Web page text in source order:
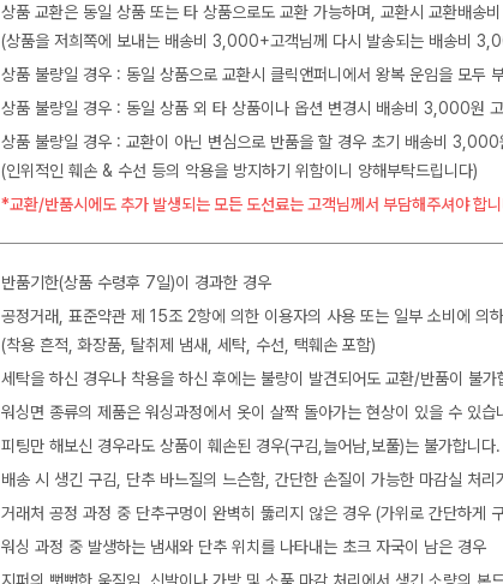
상품 교환은 동일 상품 또는 타 상품으로도 교환 가능하며, 교환시 교환배송
(상품을 저희쪽에 보내는 배송비 3,000+고객님께 다시 발송되는 배송비
상품 불량일 경우 : 동일 상품으로 교환시 클릭앤퍼니에서 왕복 운임을 모두
상품 불량일 경우 : 동일 상품 외 타 상품이나 옵션 변경시 배송비 3,000원
상품 불량일 경우 : 교환이 아닌 변심으로 반품을 할 경우 초기 배송비 3,000
(인위적인 훼손 & 수선 등의 악용을 방지하기 위함이니 양해부탁드립니다)
*교환/반품시에도 추가 발생되는 모든 도선료는 고객님께서 부담해주셔야 합
반품기한(상품 수령후 7일)이 경과한 경우
공정거래, 표준약관 제 15조 2항에 의한 이용자의 사용 또는 일부 소비에 의
(착용 흔적, 화장품, 탈취제 냄새, 세탁, 수선, 택훼손 포함)
세탁을 하신 경우나 착용을 하신 후에는 불량이 발견되어도 교환/반품이 불가
워싱면 종류의 제품은 워싱과정에서 옷이 살짝 돌아가는 현상이 있을 수 있습
피팅만 해보신 경우라도 상품이 훼손된 경우(구김,늘어남,보풀)는 불가합니다.
배송 시 생긴 구김, 단추 바느질의 느슨함, 간단한 손질이 가능한 마감실 처리
거래처 공정 과정 중 단추구멍이 완벽히 뚫리지 않은 경우 (가위로 간단하게
워싱 과정 중 발생하는 냄새와 단추 위치를 나타내는 초크 자국이 남은 경우